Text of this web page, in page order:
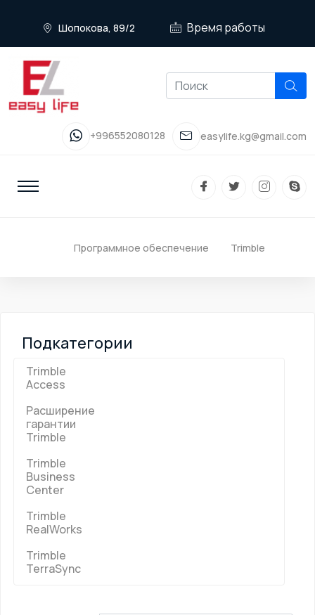
Шопокова, 89/2 Время работы
+996552080128 easylife.kg@gmail.com
Программное обеспечение Trimble
Подкатегории
Trimble
Access
Расширение
гарантии
Trimble
Trimble
Business
Center
Trimble
RealWorks
Trimble
TerraSync